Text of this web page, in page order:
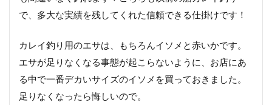
で、多大な実績を残してくれた信頼できる仕掛けです！
カレイ釣り用のエサは、もちろんイソメと赤いかです。
エサが足りなくなる事態が起こらないように、お店にあ
る中で一番デカいサイズのイソメを買っておきました。
足りなくなったら悔しいので。